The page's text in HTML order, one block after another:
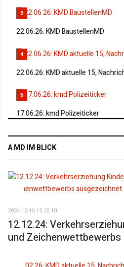
3
22.06.26: KMD BaustellenMD
4
22.06.26: KMD aktuelle 15,
5
17.06.26: kmd Polizeiticker
A MD IM BLICK
2024-12-15 15:15:10
12.12.24:
und